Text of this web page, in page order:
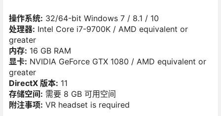
操作系统: 32/64-bit Windows 7 / 8.1 / 10
处理器: Intel Core i7-9700K / AMD equivalent or
greater
内存: 16 GB RAM
显卡: NVIDIA GeForce GTX 1080 / AMD equivalent or
greater
DirectX 版本: 11
存储空间: 需要 8 GB 可用空间
附注事项: VR headset is required